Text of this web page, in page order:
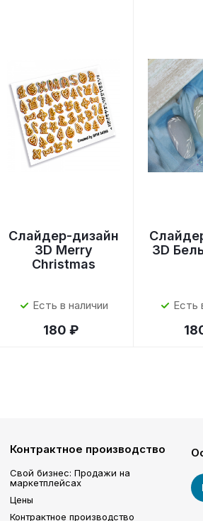
Слайдер-дизайн
3D Merry
Christmas
Есть в наличии
180 ₽
3D
Есть
Контрактное производство
Свой бизнес: Продажи на
маркетплейсах
Цены
Контрактное производство